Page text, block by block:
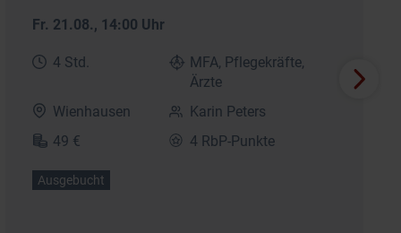
Fr. 21.08., 14:00 Uhr
4 Std.
MFA, Pflegekräfte,
Ärzte
Wienhausen
Karin Peters
49 €
4 RbP-Punkte
Ausgebucht